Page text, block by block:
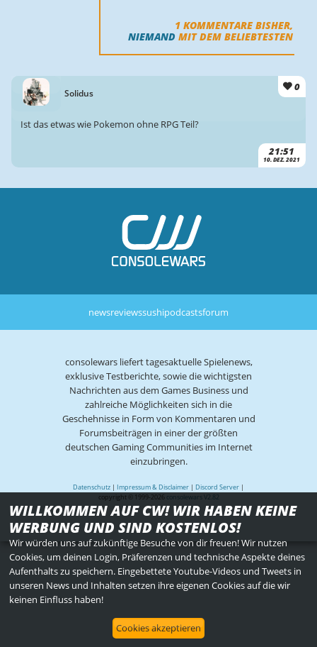
1 KOMMENTARE BISHER,
NIEMAND MIT DEM BELIEBTESTEN
Solidus
0
21:51
10. DEZ. 2021
Ist das etwas wie Pokemon ohne RPG Teil?
newsreviewssushipodcastsforum
consolewars liefert tagesaktuelle Spielenews,
exklusive Testberichte, sowie die wichtigsten
Nachrichten aus dem Games Business und
zahlreiche Möglichkeiten sich in die
Geschehnisse in Form von Kommentaren und
Forumsbeiträgen in einer der größten
deutschen Gaming Communities im Internet
einzubringen.
Datenschutz | Impressum & Disclaimer | Discord Server |
copyright © 1999-2026
consolewars V2.82
WILLKOMMEN AUF CW! WIR HABEN KEINE
WERBUNG UND SIND KOSTENLOS!
Wir würden uns auf zukünftige Besuche von dir freuen! Wir nutzen
Cookies, um deinen Login, Präferenzen und technische Aspekte deines
Aufenthalts zu speichern. Eingebettete Youtube-Videos und Tweets in
unseren News und Inhalten setzen ihre eigenen Cookies auf die wir
keinen Einfluss haben!
Cookies akzeptieren